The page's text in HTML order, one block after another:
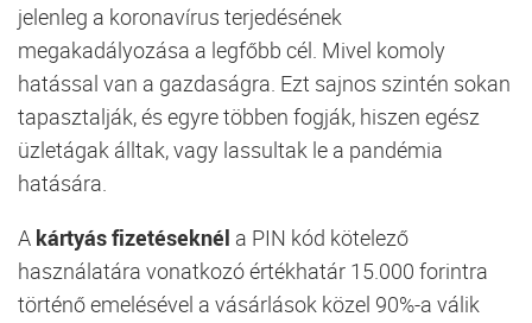
jelenleg a koronavírus terjedésének
megakadályozása a legfőbb cél. Mivel komoly
hatással van a gazdaságra. Ezt sajnos szintén sokan
tapasztalják, és egyre többen fogják, hiszen egész
üzletágak álltak, vagy lassultak le a pandémia
hatására.
A kártyás fizetéseknél a PIN kód kötelező
használatára vonatkozó értékhatár 15.000 forintra
történő emelésével a vásárlások közel 90%-a válik